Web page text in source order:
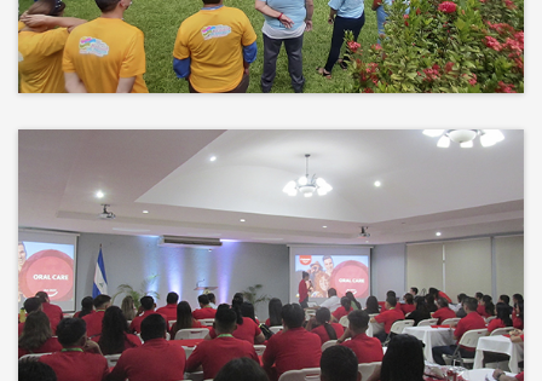
Desconectamos para conectar.
Entre risas, brisa fresca y un
ambiente natural
Events